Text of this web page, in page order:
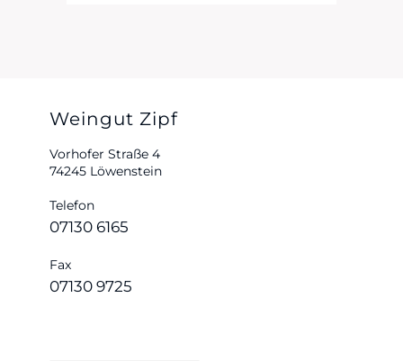
Weingut Zipf
Vorhofer Straße 4
74245 Löwenstein
Telefon
07130 6165
Fax
07130 9725